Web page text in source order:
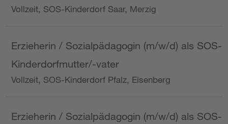
Vollzeit, SOS-Kinderdorf Saar, Merzig
Erzieherin / Sozialpädagogin (m/w/d) als SOS-
Kinderdorfmutter/-vater
Vollzeit, SOS-Kinderdorf Pfalz, Eisenberg
Erzieherin / Sozialpädagogin (m/w/d) als SOS-